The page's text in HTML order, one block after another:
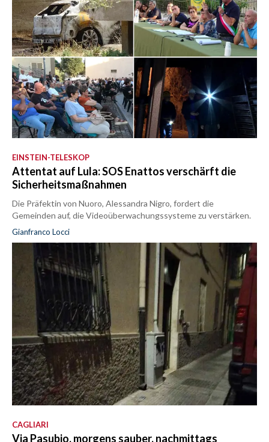
EINSTEIN-TELESKOP
Attentat auf Lula: SOS Enattos verschärft die
Sicherheitsmaßnahmen
Die Präfektin von Nuoro, Alessandra Nigro, fordert die
Gemeinden auf, die Videoüberwachungssysteme zu verstärken.
Gianfranco Locci
CAGLIARI
Via Pasubio, morgens sauber, nachmittags